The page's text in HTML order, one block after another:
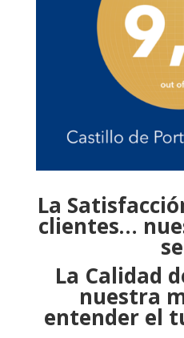
La
clientes…
La Calidad
nuestra
entender el